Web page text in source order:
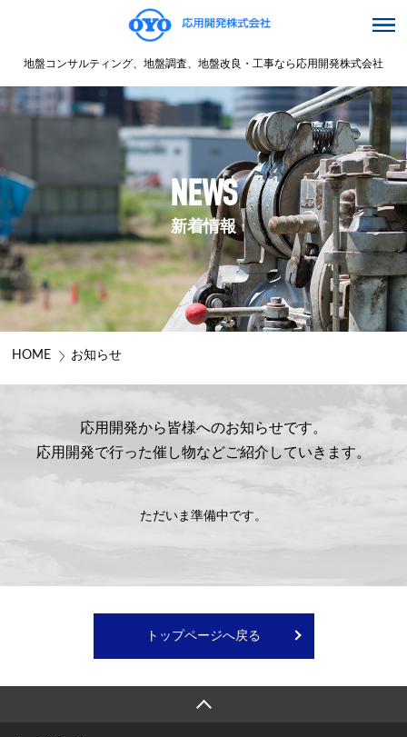
地盤コンサルティング、地盤調査、地盤改良・工事なら応用開発株式会社
NEWS
新着情報
HOME お知らせ
応用開発から皆様へのお知らせです。
応用開発で行った催し物などご紹介していきます。
ただいま準備中です。
トップページへ戻る